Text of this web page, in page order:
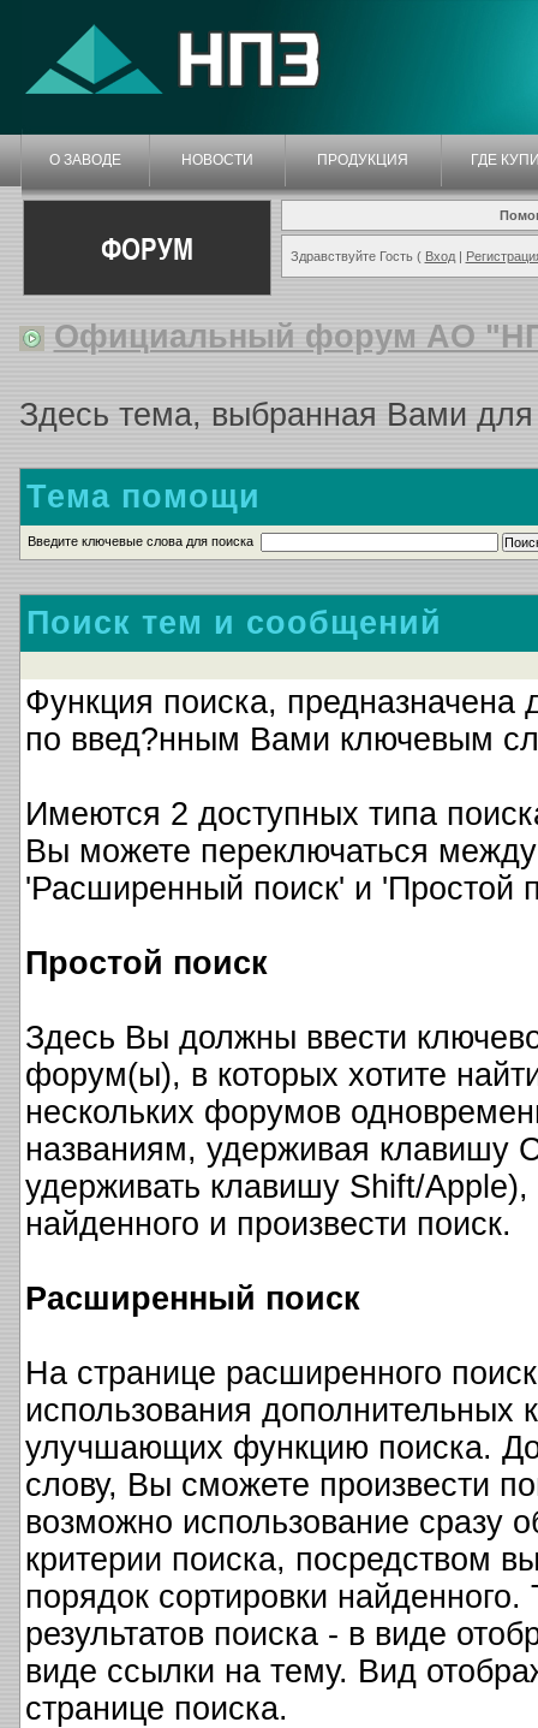
О ЗАВОДЕ НОВОСТИ ПРОДУКЦИЯ ГДЕ
ФОРУМ Здравствуйте Гость ( Вход|
Официальный форум АО
Здесь тема, выбранная Вами
Тема помощи
Введите ключевые слова для поиска
Поиск тем и сообщений
Функция поиска,
по введ?нным Вами ключевым
Имеются 2 доступных типа
Вы можете переключаться
'Расширенный поиск' и 'Простой
Простой поиск
Здесь Вы должны ввести
форум(ы), в которых хотите
нескольких форумов
названиям, удерживая клавишу
удерживать клавишу Shift/Apple),
найденного и произвести поиск.
Расширенный поиск
На странице расширенного
использования дополнительных
улучшающих функцию поиска.
слову, Вы сможете произвести
возможно использование сразу
критерии поиска, посредством
порядок сортировки
результатов поиска - в виде
виде ссылки на тему. Вид
странице поиска.